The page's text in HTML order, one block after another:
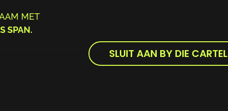
MET
SPAN.
SLUIT AAN BY DIE CARTEL